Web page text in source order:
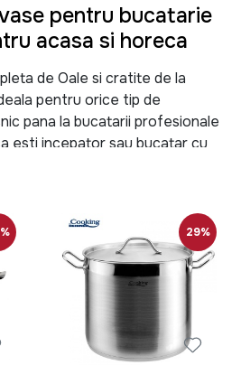
pentru bucatarie
acasa si horeca
de Oale si cratite de la
pentru orice tip de
pana la bucatarii profesionale
esti incepator sau bucatar cu
Oale si cratite durabile, eficiente
calitate, concepute pentru
si gatit uniform, fie ca
sau meniuri complexe pentru
calitate pentru gatit
perfecte
29%